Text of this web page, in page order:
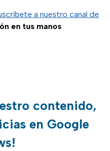
a nuestro canal de
en tus manos
contenido,
en Google